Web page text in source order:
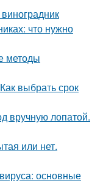
что нужно
методы
выбрать срок
вручную лопатой.
или нет.
основные